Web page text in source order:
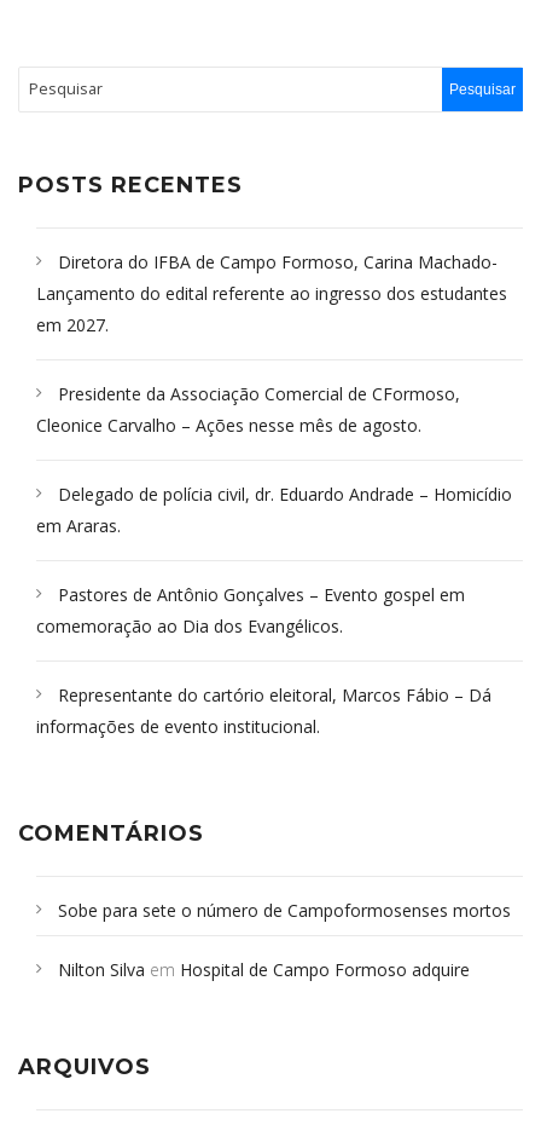
POSTS RECENTES
Diretora do IFBA de Campo Formoso, Carina Machado-
Lançamento do edital referente ao ingresso dos estudantes
em 2027.
Presidente da Associação Comercial de CFormoso,
Cleonice Carvalho – Ações nesse mês de agosto.
Delegado de polícia civil, dr. Eduardo Andrade – Homicídio
em Araras.
Pastores de Antônio Gonçalves – Evento gospel em
comemoração ao Dia dos Evangélicos.
Representante do cartório eleitoral, Marcos Fábio – Dá
informações de evento institucional.
COMENTÁRIOS
Sobe para sete o número de Campoformosenses mortos
Campoformosenses que morreram em desabamentos são
Nilton Silva em Hospital de Campo Formoso adquire
ARQUIVOS